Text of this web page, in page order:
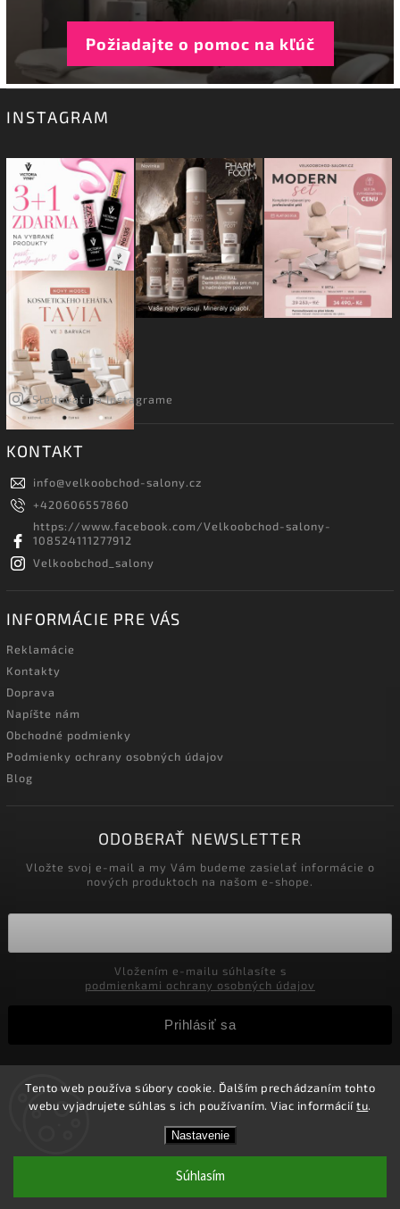
Tento web používa súbory cookie. Ďalším prechádzaním tohto
webu vyjadrujete súhlas s ich používaním. Viac informáciítu.
Nastavenie
Súhlasím
Zľavy pre podnikateľov! Zaregistrujte sa a získajte v
košíku Zľavu 5%! Nie je možné kombinovať s inými
zľavami.
Požiadajte o pomoc na kľúč
INSTAGRAM
Sledovať na Instagrame
KONTAKT
info@velkoobchod-salony.cz
+420606557860
https://www.facebook.com/Velkoobchod-salony-
108524111277912
Velkoobchod_salony
INFORMÁCIE PRE VÁS
Reklamácie
Kontakty
Doprava
Napíšte nám
Obchodné podmienky
Podmienky ochrany osobných údajov
Blog
ODOBERAŤ NEWSLETTER
Vložte svoj e-mail a my Vám budeme zasielať informácie o
nových produktoch na našom e-shope.
podmienkami ochrany osobných údajov
Prihlásiť sa
Copyright 2026 Velkoobchod-salony.sk. Všetky práva
vyhradené.
Shoptet| Design